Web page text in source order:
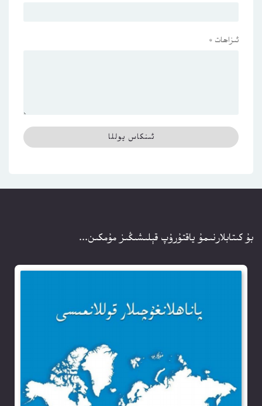
ئىزاھات *
بۇ كىتابلارنىمۇ ياقتۇرۇپ قېلىشىڭىز مۇمكىن...